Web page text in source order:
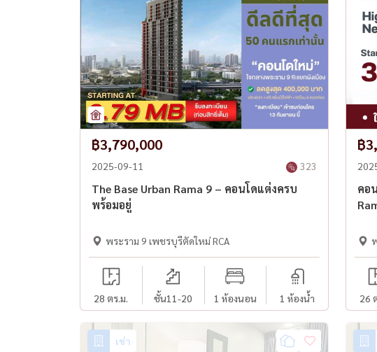
฿3,790,000
2025-09-11 323
The Base Urban Rama 9 – คอนโดแต่งครบ
พร้อมอยู่
พระราม 9 เพชรบุรีตัดใหม่ RCA
28 ตร.ม. ชั้น11-20 1 ห้องนอน 1 ห้องน้ำ
฿
คอ
26
เช่า